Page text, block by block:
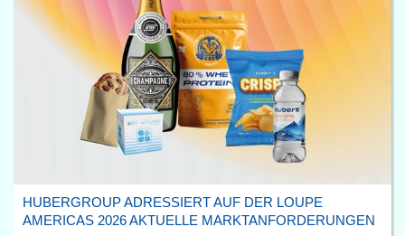
HUBERGROUP ADRESSIERT AUF DER LOUPE
AMERICAS 2026 AKTUELLE MARKTANFORDERUNGEN